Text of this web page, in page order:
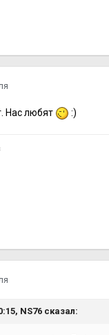
Нас любят :)
NS76сказал: